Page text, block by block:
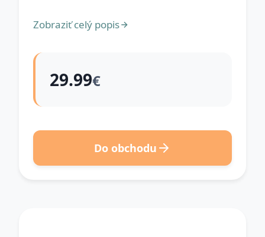
Zobraziť celý popis
29.99€
Do obchodu